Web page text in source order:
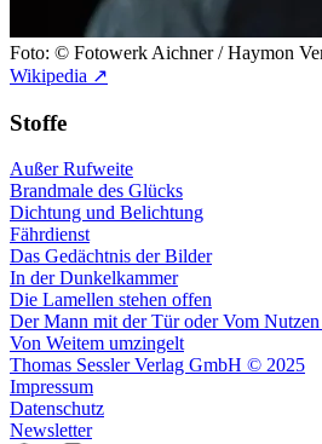
Foto: © Fotowerk Aichner / Haymon
Wikipedia ↗
Stoffe
Außer Rufweite
Brandmale des Glücks
Dichtung und Belichtung
Fährdienst
Das Gedächtnis der Bilder
In der Dunkelkammer
Die Lamellen stehen offen
Der Mann mit der Tür oder Vom Nutzen
Von Weitem umzingelt
Thomas Sessler Verlag GmbH © 2025
Impressum
Datenschutz
Newsletter